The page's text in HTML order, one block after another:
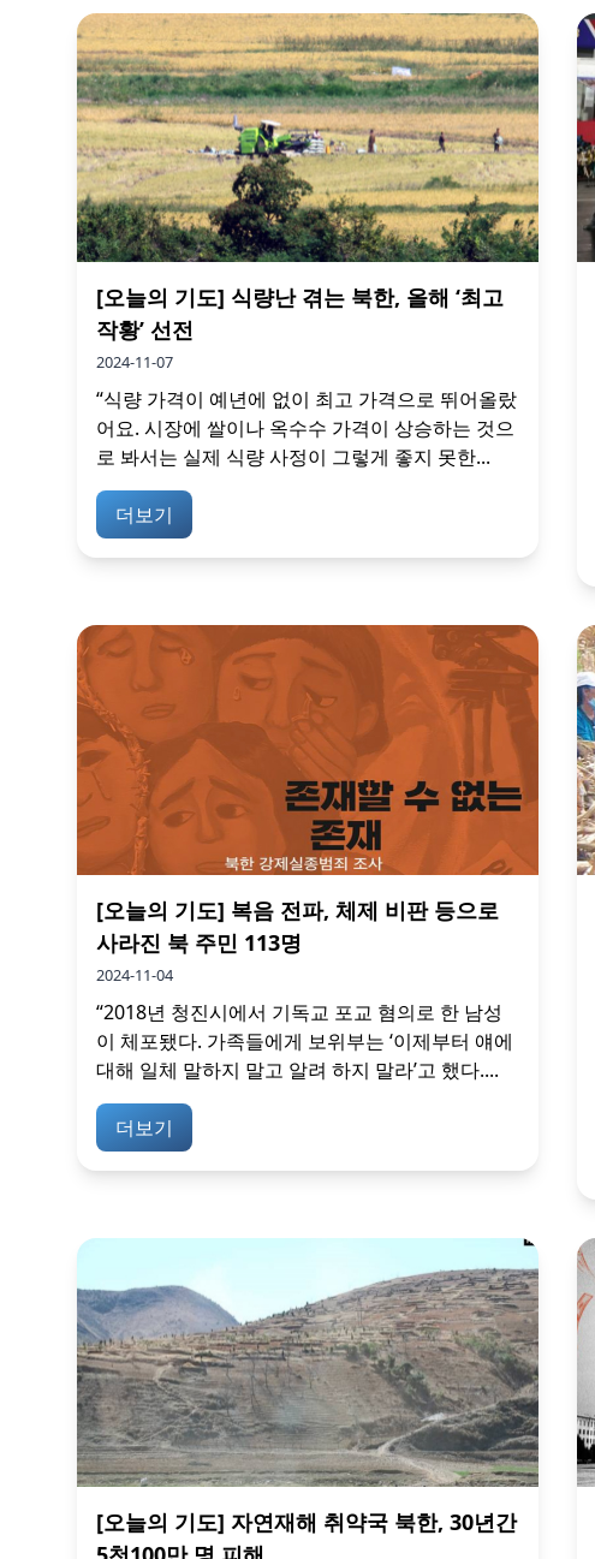
[오늘의 기도] 식량난 겪는 북한, 올해 ‘최고
작황’ 선전
2024-11-07
“식량 가격이 예년에 없이 최고 가격으로 뛰어올랐
어요. 시장에 쌀이나 옥수수 가격이 상승하는 것으
로 봐서는 실제 식량 사정이 그렇게 좋지 못한...
더보기
[오늘의 기도] 복음 전파, 체제 비판 등으로
사라진 북 주민 113명
2024-11-04
“2018년 청진시에서 기독교 포교 혐의로 한 남성
이 체포됐다. 가족들에게 보위부는 ‘이제부터 얘에
대해 일체 말하지 말고 알려 하지 말라’고 했다....
더보기
[오늘의 기도] 자연재해 취약국 북한, 30년간